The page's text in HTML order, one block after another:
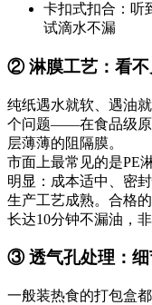
卡扣式扣合：听
试滴水不漏
② 淋膜工艺：看
纯纸遇水就软、遇油
个问题——在食品级原
层薄薄的阻隔膜。
市面上最常见的是PE
明显：成本适中、密
生产工艺成熟。合格
长达10分钟不漏油，
③ 透气孔处理：细
一般装热食的打包盒